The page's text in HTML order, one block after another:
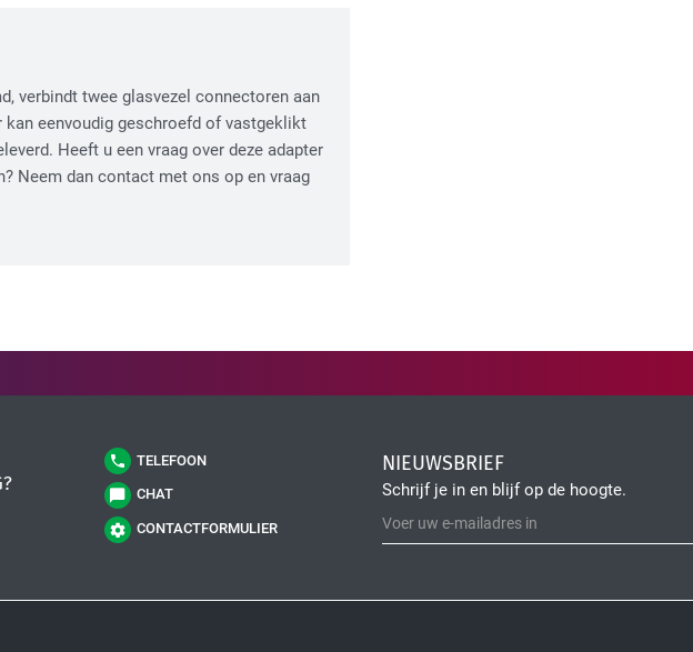
verbindt twee glasvezel connectoren aan
kan eenvoudig geschroefd of vastgeklikt
Heeft u een vraag over deze adapter
Neem dan contact met ons op en vraag
TELEFOON
CHAT
CONTACTFORMULIER
NIEUWSBRIEF
Schrijf je in en blijf op de hoogte.